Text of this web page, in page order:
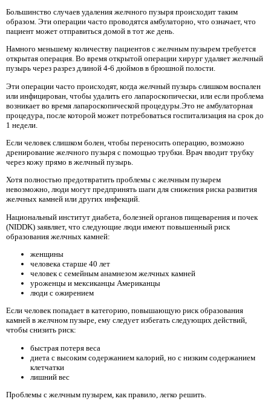
Большинство случаев удаления желчного пузыря происходит таким
образом. Эти операции часто проводятся амбулаторно, что означает, что
пациент может отправиться домой в тот же день.
Намного меньшему количеству пациентов с желчным пузырем требуется
открытая операция. Во время открытой операции хирург удаляет желчный
пузырь через разрез длиной 4-6 дюймов в брюшной полости.
Эти операции часто происходят, когда желчный пузырь слишком воспален
или инфицирован, чтобы удалить его лапароскопически, или если проблема
возникает во время лапароскопической процедуры.Это не амбулаторная
процедура, после которой может потребоваться госпитализация на срок до
1 недели.
Если человек слишком болен, чтобы переносить операцию, возможно
дренирование желчного пузыря с помощью трубки. Врач вводит трубку
через кожу прямо в желчный пузырь.
Хотя полностью предотвратить проблемы с желчным пузырем
невозможно, люди могут предпринять шаги для снижения риска развития
желчных камней или других инфекций.
Национальный институт диабета, болезней органов пищеварения и почек
(NIDDK) заявляет, что следующие люди имеют повышенный риск
образования желчных камней:
женщины
человека старше 40 лет
человек с семейным анамнезом желчных камней
уроженцы и мексиканцы Американцы
люди с ожирением
Если человек попадает в категорию, повышающую риск образования
камней в желчном пузыре, ему следует избегать следующих действий,
чтобы снизить риск:
быстрая потеря веса
диета с высоким содержанием калорий, но с низким содержанием
клетчатки
лишний вес
Проблемы с желчным пузырем, как правило, легко решить.